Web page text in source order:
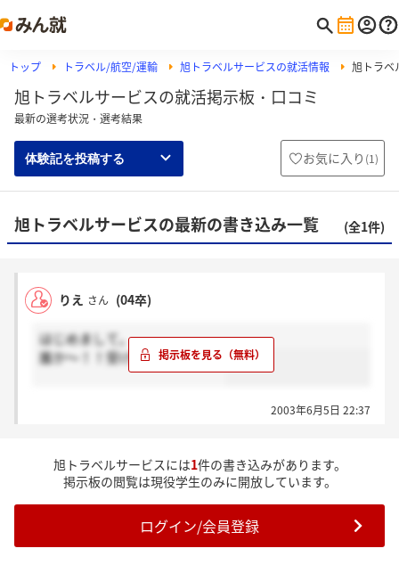
トップ トラベル/航空/運輸 旭トラベルサービスの就活情報 旭トラベ
旭トラベルサービスの就活掲示板・口コミ
最新の選考状況・選考結果
体験記を投稿する お気に入り (1)
旭トラベルサービスの最新の書き込み一覧 (全1件)
りえ さん (04卒)
はじめまして。
誰か～！！受ける人いません？
2003年6月5日 22:37
旭トラベルサービスには1件の書き込みがあります。
掲示板の閲覧は現役学生のみに開放しています。
ログイン/会員登録